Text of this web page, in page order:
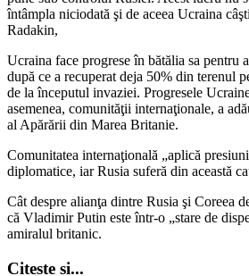
întâmpla niciodată şi de aceea Ucraina
Radakin,
Ucraina face progrese în bătălia sa pentru
după ce a recuperat deja 50% din terenul
de la începutul invaziei. Progresele
asemenea, comunităţii internaţionale, a
al Apărării din Marea Britanie.
Comunitatea internaţională „aplică
diplomatice, iar Rusia suferă din această
Cât despre alianţa dintre Rusia şi Coreea
că Vladimir Putin este într-o „stare de
amiralul britanic.
Citeste si...